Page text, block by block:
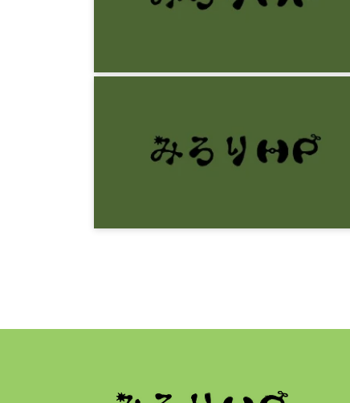
フランク・ゴーブル『マズローの心理
学』